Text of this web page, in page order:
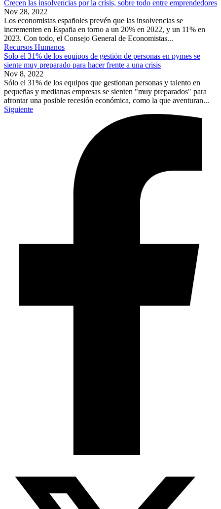
Crecen las insolvencias por la crisis, sobre todo entre emprendedores
Nov 28, 2022
Los economistas españoles prevén que las insolvencias se
incrementen en España en torno a un 20% en 2022, y un 11% en
2023. Con todo, el Consejo General de Economistas...
Recursos Humanos
Solo el 31% de los equipos de gestión de personas en pymes se
siente muy preparado para hacer frente a una crisis
Nov 8, 2022
Sólo el 31% de los equipos que gestionan personas y talento en
pequeñas y medianas empresas se sienten "muy preparados" para
afrontar una posible recesión económica, como la que aventuran...
Siguiente